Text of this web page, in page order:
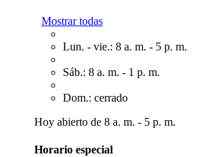
Mostrar todas
Lun. - vie.: 8 a. m. - 5 p. m.
Sáb.: 8 a. m. - 1 p. m.
Dom.: cerrado
Hoy abierto de 8 a. m. - 5 p. m.
Horario especial